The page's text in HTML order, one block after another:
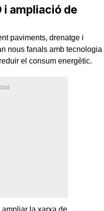
i ampliació de
paviments, drenatge i
nous fanals amb tecnologia
el consum energètic.
ampliar la xarxa de